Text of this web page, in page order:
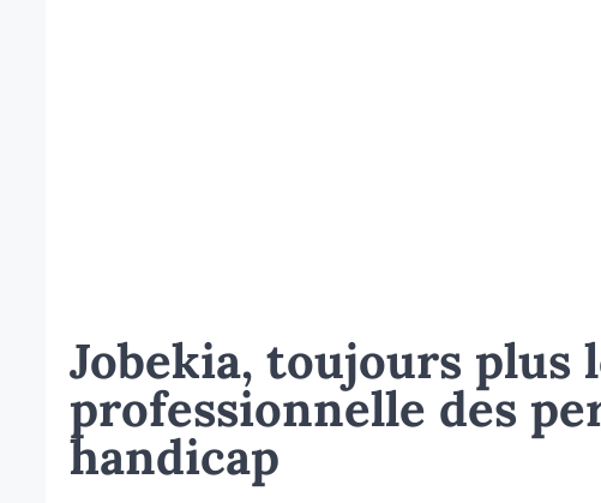
Jobekia, toujours
professionnelle des
handicap